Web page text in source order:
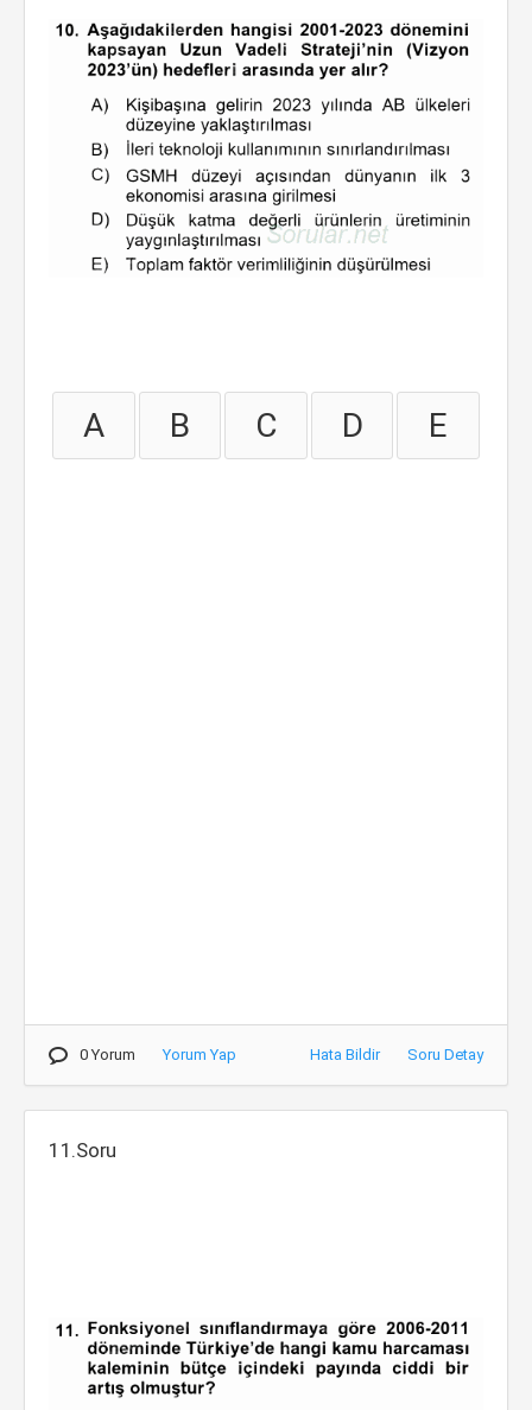
A B C D E
0 Yorum Yorum Yap Hata Bildir Soru Detay
11.Soru